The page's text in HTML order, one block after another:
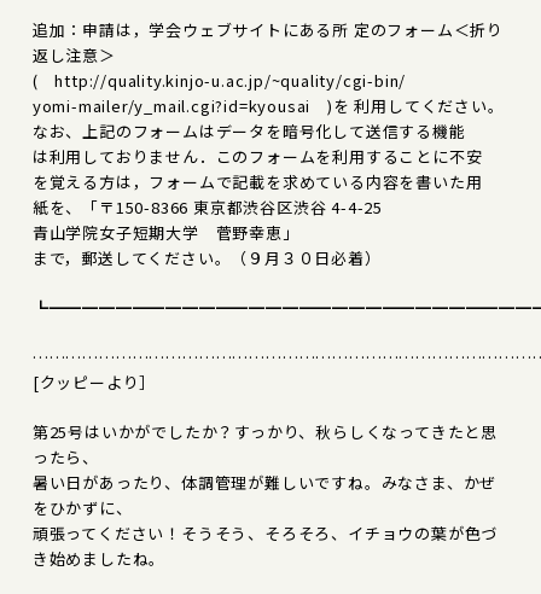
追加：申請は，学会ウェブサイトにある所 定のフォーム＜折り
返し注意＞
( http://quality.kinjo-u.ac.jp/~quality/cgi-bin/
yomi-mailer/y_mail.cgi?id=kyousai )を 利用してください。
なお、上記のフォームはデータを暗号化して送信する機能
は利用しておりません．このフォームを利用することに不安
を覚える方は，フォームで記載を求めている内容を書いた用
紙を、「〒150-8366 東京都渋谷区渋谷 4-4-25
青山学院女子短期大学 菅野幸恵」
まで，郵送してください。（９月３０日必着）
[クッピーより］
第25号はいかがでしたか？すっかり、秋らしくなってきたと思
ったら、
暑い日があったり、体調管理が難しいですね。みなさま、かぜ
をひかずに、
頑張ってください！そうそう、そろそろ、イチョウの葉が色づ
き始めましたね。